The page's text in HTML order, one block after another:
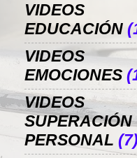
VIDEOS
EDUCACIÓN
VIDEOS
EMOCIONES
VIDEOS
SUPERACIÓN
PERSONAL (7)